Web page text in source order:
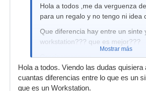
Hola a todos ,me da verguenza
para un regalo y no tengo ni idea
Que diferencia hay entre un sinte
workstation??? que es mejor???
Graciasssssssss.
Mostrar más
Hola a todos. Viendo las dudas quisiera
cuantas diferencias entre lo que es un
que es un Workstation.